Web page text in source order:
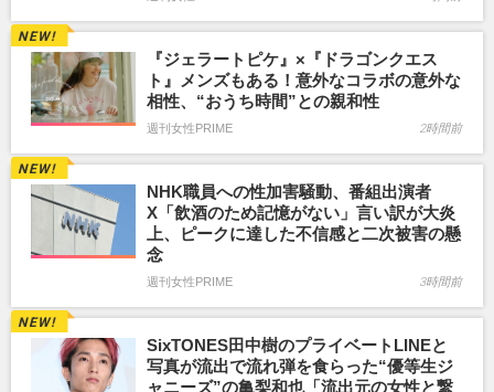
『ジェラートピケ』×『ドラゴンクエス
ト』メンズもある！意外なコラボの意外な
相性、“おうち時間”との親和性
週刊女性PRIME 2時間前
NHK職員への性加害騒動、番組出演者
X「飲酒のため記憶がない」言い訳が大炎
上、ピークに達した不信感と二次被害の懸
念
週刊女性PRIME 3時間前
SixTONES田中樹のプライベートLINEと
写真が流出で流れ弾を食らった“優等生ジ
ャニーズ”の亀梨和也「流出元の女性と繋